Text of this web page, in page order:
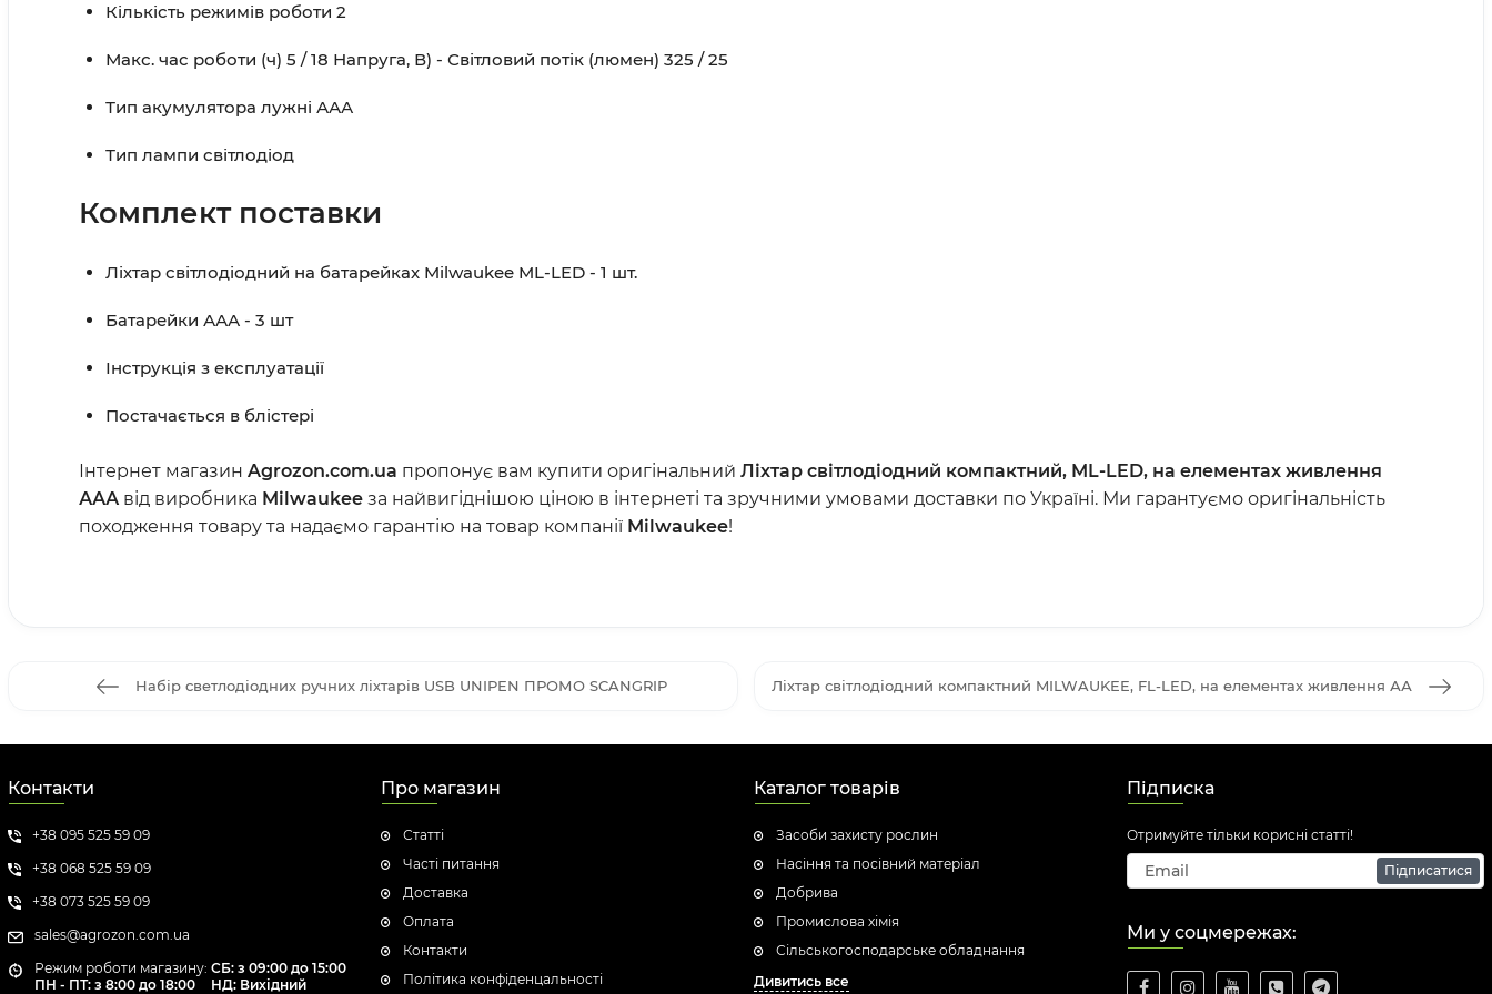
Кількість режимів роботи 2
Макс. час роботи (ч) 5 / 18 Напруга, В) - Світловий потік (люмен) 325 / 25
Тип акумулятора лужні ААА
Тип лампи світлодіод
Комплект поставки
Ліхтар світлодіодний на батарейках Milwaukee ML-LED - 1 шт.
Батарейки ААА - 3 шт
Інструкція з експлуатації
Постачається в блістері
Інтернет магазин Agrozon.com.ua пропонує вам купити оригінальний Ліхтар світлодіодний компактний, ML-LED, на елементах живлення
ААА від виробника Milwaukee за найвигіднішою ціною в інтернеті та зручними умовами доставки по Україні. Ми гарантуємо оригінальність
походження товару та надаємо гарантію на товар компанії Milwaukee!
Набір светлодіодних ручних ліхтарів USB UNIPEN ПРОМО SCANGRIP Ліхтар світлодіодний компактний MILWAUKEE, FL-LED, на елементах живлення АА
Контакти
+38 095 525 59 09
+38 068 525 59 09
+38 073 525 59 09
sales@agrozon.com.ua
Режим роботи магазину:
ПН - ПТ: з 8:00 до 18:00
СБ: з 09:00 до 15:00
НД: Вихідний
Про магазин
Статті
Часті питання
Доставка
Оплата
Контакти
Політика конфіденцальності
Каталог товарів
Засоби захисту рослин
Насіння та посівний матеріал
Добрива
Промислова хімія
Сільськогосподарське обладнання
Дивитись все
Підписка
Отримуйте тільки корисні статті!
Підписатися
Ми у соцмережах: